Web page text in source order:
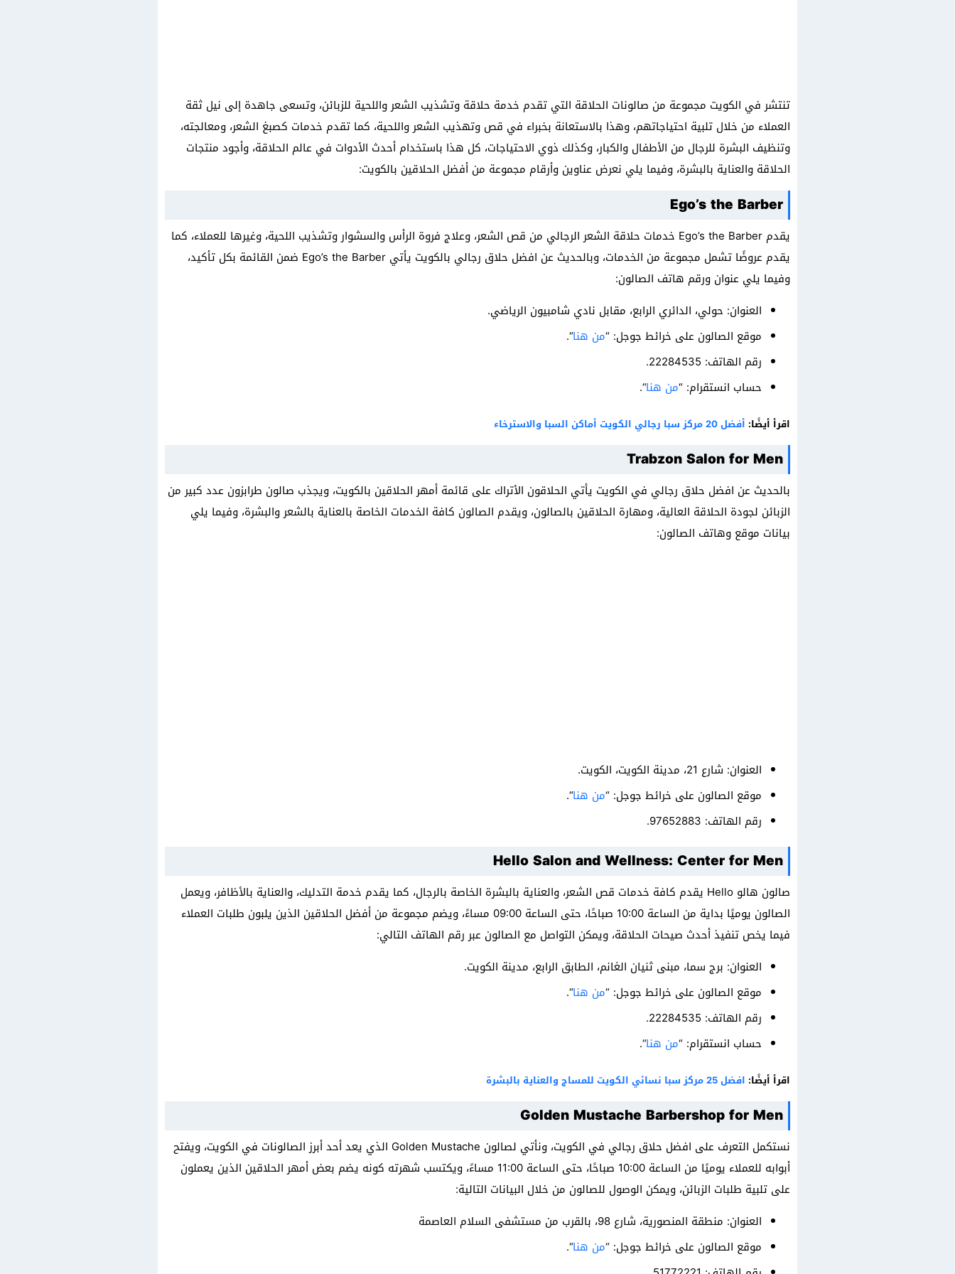
تنتشر في الكويت مجموعة من صالونات الحلاقة التي تقدم خدمة حلاقة وتشذيب الشعر واللحية للزبائن، وتسعى جاهدة إلى نيل ثقة
العملاء من خلال تلبية احتياجاتهم، وهذا بالاستعانة بخبراء في قص وتهذيب الشعر واللحية، كما تقدم خدمات كصبغ الشعر، ومعالجته،
وتنظيف البشرة للرجال من الأطفال والكبار، وكذلك ذوي الاحتياجات، كل هذا باستخدام أحدث الأدوات في عالم الحلاقة، وأجود منتجات
الحلاقة والعناية بالبشرة، وفيما يلي نعرض عناوين وأرقام مجموعة من أفضل الحلاقين بالكويت:
Ego’s the Barber
يقدم Ego’s the Barber خدمات حلاقة الشعر الرجالي من قص الشعر، وعلاج فروة الرأس والسشوار وتشذيب اللحية، وغيرها للعملاء، كما
يقدم عروضًا تشمل مجموعة من الخدمات، وبالحديث عن افضل حلاق رجالي بالكويت يأتي Ego’s the Barber ضمن القائمة بكل تأكيد،
وفيما يلي عنوان ورقم هاتف الصالون:
العنوان: حولي، الدائري الرابع، مقابل نادي شامبيون الرياضي.
موقع الصالون على خرائط جوجل: “من هنا“.
رقم الهاتف: 22284535.
حساب انستقرام: “من هنا“.
اقرأ أيضًا: أفضل 20 مركز سبا رجالي الكويت أماكن السبا والاسترخاء
Trabzon Salon for Men
بالحديث عن افضل حلاق رجالي في الكويت يأتي الحلاقون الأتراك على قائمة أمهر الحلاقين بالكويت، ويجذب صالون طرابزون عدد كبير من
الزبائن لجودة الحلاقة العالية، ومهارة الحلاقين بالصالون، ويقدم الصالون كافة الخدمات الخاصة بالعناية بالشعر والبشرة، وفيما يلي
بيانات موقع وهاتف الصالون:
العنوان: شارع 21، مدينة الكويت، الكويت.
موقع الصالون على خرائط جوجل: “من هنا“.
رقم الهاتف: 97652883.
Hello Salon and Wellness: Center for Men
صالون هالو Hello يقدم كافة خدمات قص الشعر، والعناية بالبشرة الخاصة بالرجال، كما يقدم خدمة التدليك، والعناية بالأظافر، ويعمل
الصالون يوميًا بداية من الساعة 10:00 صباحًا، حتى الساعة 09:00 مساءً، ويضم مجموعة من أفضل الحلاقين الذين يلبون طلبات العملاء
فيما يخص تنفيذ أحدث صيحات الحلاقة، ويمكن التواصل مع الصالون عبر رقم الهاتف التالي:
العنوان: برج سما، مبنى ثنيان الغانم، الطابق الرابع، مدينة الكويت.
موقع الصالون على خرائط جوجل: “من هنا“.
رقم الهاتف: 22284535.
حساب انستقرام: “من هنا“.
اقرأ أيضًا: افضل 25 مركز سبا نسائي الكويت للمساج والعناية بالبشرة
Golden Mustache Barbershop for Men
نستكمل التعرف على افضل حلاق رجالي في الكويت، ونأتي لصالون Golden Mustache الذي يعد أحد أبرز الصالونات في الكويت، ويفتح
أبوابه للعملاء يوميًا من الساعة 10:00 صباحًا، حتى الساعة 11:00 مساءً، ويكتسب شهرته كونه يضم بعض أمهر الحلاقين الذين يعملون
على تلبية طلبات الزبائن، ويمكن الوصول للصالون من خلال البيانات التالية:
العنوان: منطقة المنصورية، شارع 98، بالقرب من مستشفى السلام العاصمة
موقع الصالون على خرائط جوجل: “من هنا“.